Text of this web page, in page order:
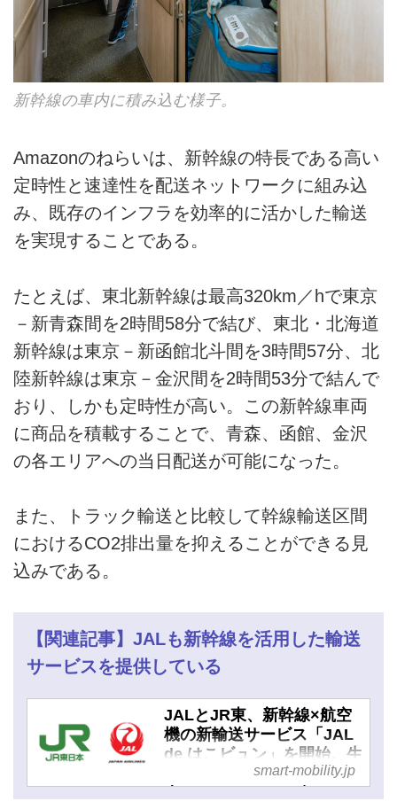
新幹線の車内に積み込む様子。
Amazonのねらいは、新幹線の特長である高い
定時性と速達性を配送ネットワークに組み込
み、既存のインフラを効率的に活かした輸送
を実現することである。
たとえば、東北新幹線は最高320km／hで東京
－新青森間を2時間58分で結び、東北・北海道
新幹線は東京－新函館北斗間を3時間57分、北
陸新幹線は東京－金沢間を2時間53分で結んで
おり、しかも定時性が高い。この新幹線車両
に商品を積載することで、青森、函館、金沢
の各エリアへの当日配送が可能になった。
また、トラック輸送と比較して幹線輸送区間
におけるCO2排出量を抑えることができる見
込みである。
【関連記事】JALも新幹線を活用した輸送
サービスを提供している
JALとJR東、新幹線×航空
機の新輸送サービス「JAL
de はこビュン」を開始。生
鮮品輸送ネットワークを拡
大へ - スマートモビリティ
smart-mobility.jp